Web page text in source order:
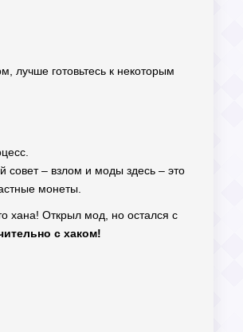
лучше готовьтесь к некоторым
совет – взлом и моды здесь – это
монеты.
хана! Открыл мод, но остался с
с хаком!